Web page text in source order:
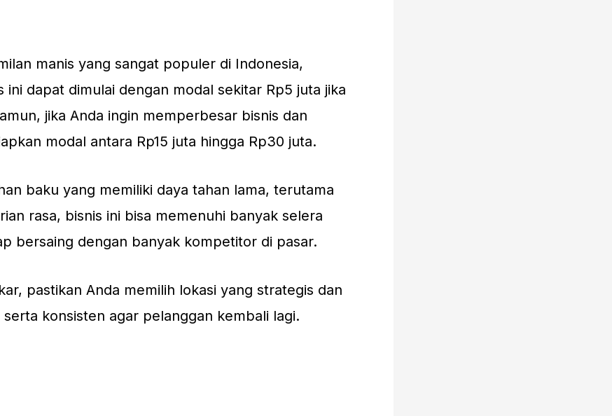
manis yang sangat populer di Indonesia,
dapat dimulai dengan modal sekitar Rp5 juta jika
jika Anda ingin memperbesar bisnis dan
modal antara Rp15 juta hingga Rp30 juta.
baku yang memiliki daya tahan lama, terutama
rasa, bisnis ini bisa memenuhi banyak selera
bersaing dengan banyak kompetitor di pasar.
pastikan Anda memilih lokasi yang strategis dan
konsisten agar pelanggan kembali lagi.